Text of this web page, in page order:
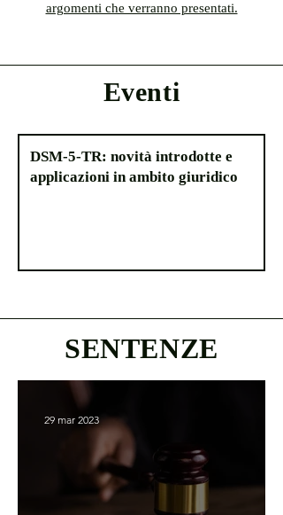
argomenti che verranno presentati.
Eventi
DSM-5-TR: novità introdotte e
applicazioni in ambito giuridico
SENTENZE
29 mar 2023